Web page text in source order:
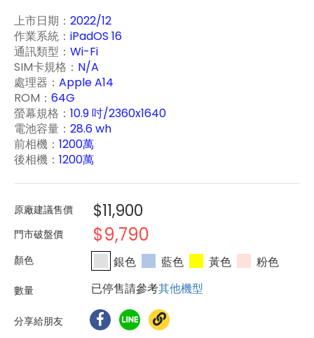
上市日期： 2022/12
作業系統： iPadOS 16
通訊類型： Wi-Fi
SIM卡規格： N/A
處理器： Apple A14
ROM： 64G
螢幕規格： 10.9 吋/2360x1640
電池容量： 28.6 wh
前相機： 1200萬
後相機： 1200萬
原廠建議售價 $11,900
門市破盤價 $9,790
銀色 藍色 黃色
粉色
已停售請參考其他機型
分享給朋友